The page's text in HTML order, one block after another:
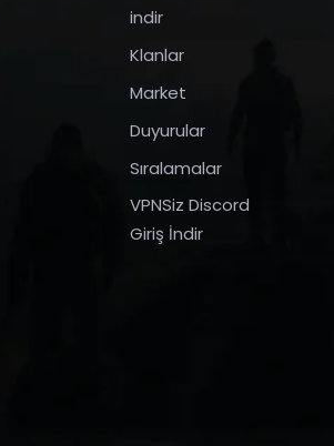
indir
Klanlar
Market
Duyurular
Sıralamalar
VPNSiz Discord
Giriş İndir